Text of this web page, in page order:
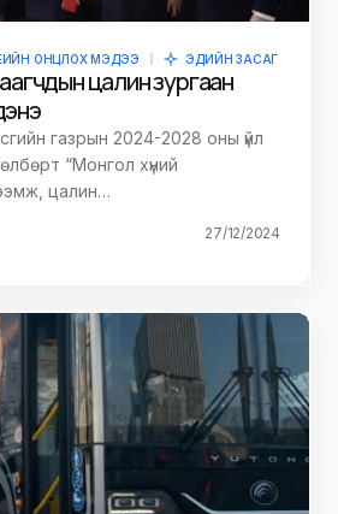
ОНЦЛОХ МЭДЭЭ ЭДИЙН ЗАСАГ
цалин зургаан
газрын 2024-2028 оны үйл
“Монгол хүний
цалин…
27/12/2024